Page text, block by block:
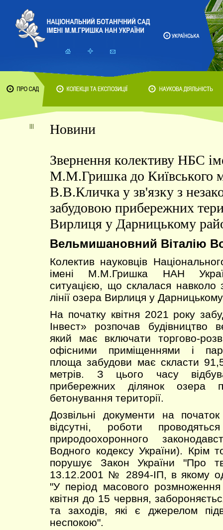
Новини
Звернення колективу НБС
М.М.Гришка до Київського
В.В.Кличка у зв'язку з
забудовою прибережних
Вирлиця у Дарницькому
Вельмишановний Віталію
Колектив науковців
імені М.М.Гришка НАН
ситуацією, що склалася навколо
лінії озера Вирлиця у
На початку квітня 2021 року
Інвест» розпочав будівництво
який має включати торгово-
офісними приміщеннями і
площа забудови має скласти
метрів. З цього часу
прибережних ділянок озера
бетонування території.
Дозвільні документи на початок
відсутні, роботи
природоохоронного
Водного кодексу України). Крім
порушує Закон України "Про
13.12.2001 № 2894-ІП, в якому
"У період масового
квітня до 15 червня,
та заходів, які є джерелом
неспокою".